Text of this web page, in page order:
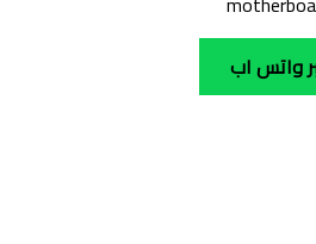
واتس اب